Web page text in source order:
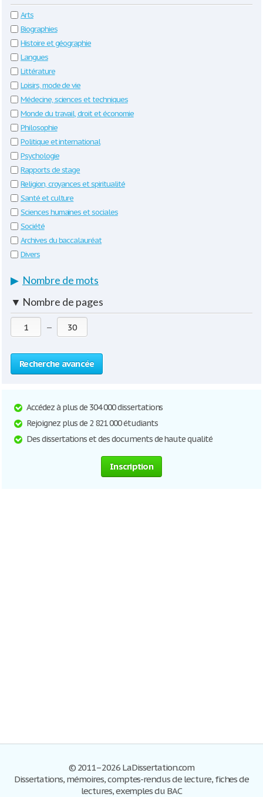
Arts
Biographies
Histoire et géographie
Langues
Littérature
Loisirs, mode de vie
Médecine, sciences et techniques
Monde du travail, droit et économie
Philosophie
Politique et international
Psychologie
Rapports de stage
Religion, croyances et spiritualité
Santé et culture
Sciences humaines et sociales
Société
Archives du baccalauréat
Divers
▶ Nombre de mots
▼ Nombre de pages
—
Recherche avancée
Accédez à plus de 304 000 dissertations
Rejoignez plus de 2 821 000 étudiants
Des dissertations et des documents de haute qualité
Inscription
© 2011–2026 LaDissertation.com
Dissertations, mémoires, comptes-rendus de lecture, fiches de
lectures, exemples du BAC